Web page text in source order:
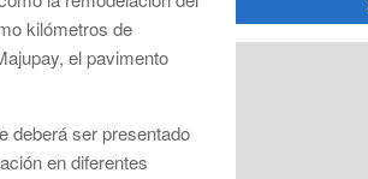
kilómetros de
el pavimento
deberá ser presentado
en diferentes